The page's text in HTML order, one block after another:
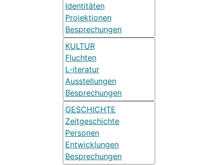
Identitäten
Projektionen
Besprechungen
KULTUR
Fluchten
L-iteratur
Ausstellungen
Besprechungen
GESCHICHTE
Zeitgeschichte
Personen
Entwicklungen
Besprechungen